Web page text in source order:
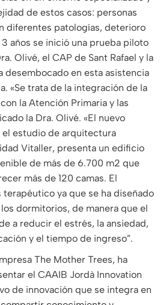
de estos casos: personas
diferentes patologías, deterioro
años se inició una prueba piloto
Olivé, el CAP de Sant Rafael y la
desembocado en esta asistencia
«Se trata de la integración de la
la Atención Primaria y las
la Dra. Olivé. «El nuevo
estudio de arquitectura
Vitaller, presenta un edificio
de más de 6.700 m2 que
más de 120 camas. El
ya que se ha diseñado
dormitorios, de manera que el
a reducir el estrés, la ansiedad,
y el tiempo de ingreso”.
The Mother Trees, ha
el CAAIB Jordà Innovation
de innovación que se integra en